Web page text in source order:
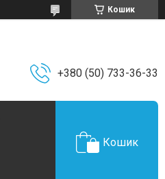
Кошик
+380 (50) 733-36-33
Кошик